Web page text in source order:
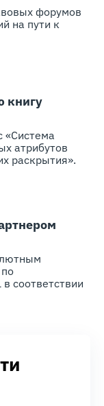
форумов
на пути к
книгу
«Система
атрибутов
раскрытия».
соответствии